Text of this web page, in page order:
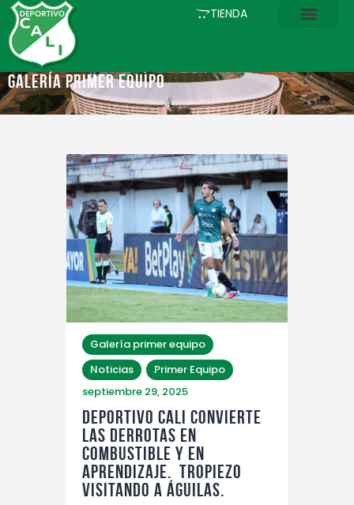
TIENDA
Galería primer equipo
INICIO
COMUNICACIONES
EL CLUB
FÚTBOL
ESTADIO
ASOCIADOS
PQRS
TIENDA
Galería primer equipo
Noticias
Primer Equipo
septiembre 29, 2025
Deportivo Cali convierte
las derrotas en
combustible y en
aprendizaje. Tropiezo
visitando a Águilas.